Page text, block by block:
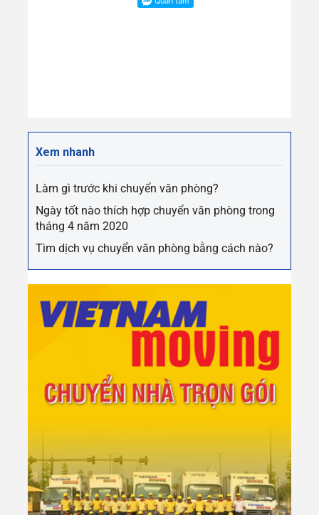
Xem nhanh
Làm gì trước khi chuyển văn phòng?
Ngày tốt nào thích hợp chuyển văn phòng trong
tháng 4 năm 2020
Tìm dịch vụ chuyển văn phòng bằng cách nào?